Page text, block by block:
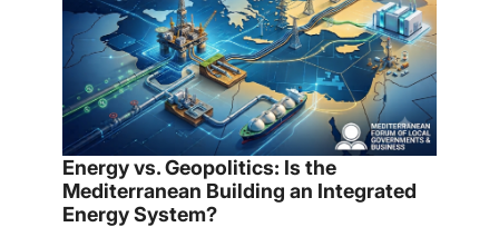
Energy vs. Geopolitics: Is the
Mediterranean Building an Integrated
Energy System?